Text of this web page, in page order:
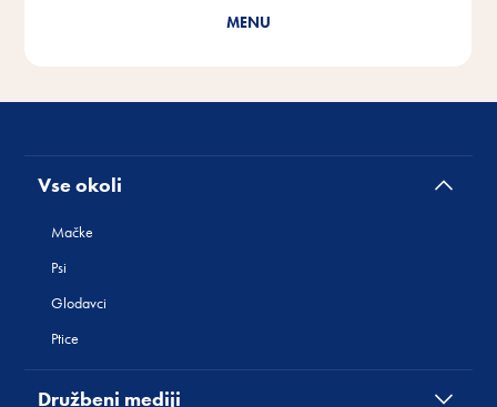
Vse okoli
Mačke
Psi
Glodavci
Ptice
Družbeni mediji